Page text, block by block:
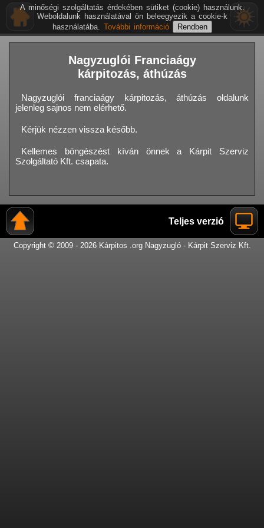
Nagyzuglói Franciaágy
kárpitozás, áthúzás
Nagyzuglói franciaágy kárpitozás, áthúzás oldalunk
jelenleg sajnos nem elérhető.
Kérjük nézzen vissza később.
Kellemes böngészést kíván önnek a Kárpit Szerviz
Szolgáltató Kft. csapata.
Teljes verzió
Copyright © 2009 - 2026 Kárpitos .org Nagyzugló - Kárpit Szerviz Kft.
A minőségi szolgáltatás érdekében sütiket (cookie) használunk.
Weboldalunk használatával ön beleegyezik a cookie-k
használatába. További információ